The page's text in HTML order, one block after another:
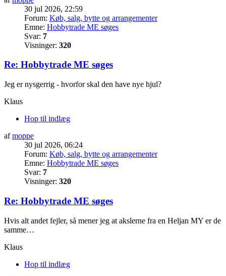
30 jul 2026, 22:59
Forum: Køb, salg, bytte og arrangementer
Emne: Hobbytrade ME søges
Svar: 7
Visninger: 320
Re: Hobbytrade ME søges
Jeg er nysgerrig - hvorfor skal den have nye hjul?
Klaus
Hop til indlæg
afmoppe
30 jul 2026, 06:24
Forum: Køb, salg, bytte og arrangementer
Emne: Hobbytrade ME søges
Svar: 7
Visninger: 320
Re: Hobbytrade ME søges
Hvis alt andet fejler, så mener jeg at akslerne fra en Heljan MY er de
samme…
Klaus
Hop til indlæg